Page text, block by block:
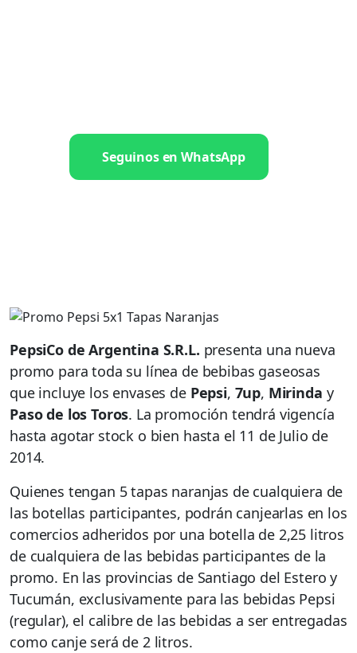
Seguinos en WhatsApp
PepsiCo de Argentina S.R.L. presenta una nueva
promo para toda su línea de bebibas gaseosas
que incluye los envases de Pepsi, 7up, Mirinda y
Paso de los Toros. La promoción tendrá vigencía
hasta agotar stock o bien hasta el 11 de Julio de
2014.
Quienes tengan 5 tapas naranjas de cualquiera de
las botellas participantes, podrán canjearlas en los
comercios adheridos por una botella de 2,25 litros
de cualquiera de las bebidas participantes de la
promo. En las provincias de Santiago del Estero y
Tucumán, exclusivamente para las bebidas Pepsi
(regular), el calibre de las bebidas a ser entregadas
como canje será de 2 litros.